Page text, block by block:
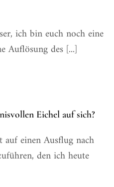
ich bin euch noch eine
Auflösung des [...]
Eichel auf sich?
einen Ausflug nach
den ich heute